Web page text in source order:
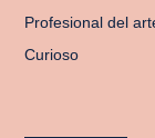
Profesional del
Curioso